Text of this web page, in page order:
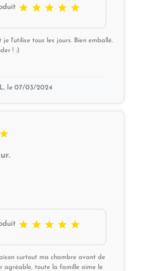
    
je l'utilise tous les jours. Bien emballé.
! :)
le 07/03/2024

    
surtout ma chambre avant de
agréable, toute la famille aime le